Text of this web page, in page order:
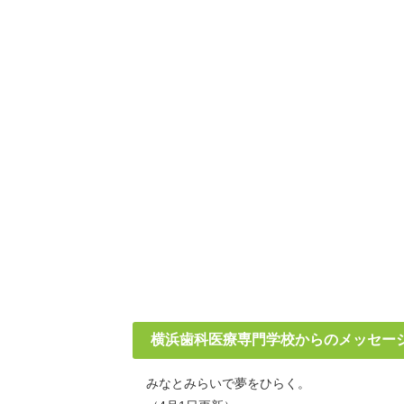
横浜歯科医療専門学校からのメッセー
みなとみらいで夢をひらく。